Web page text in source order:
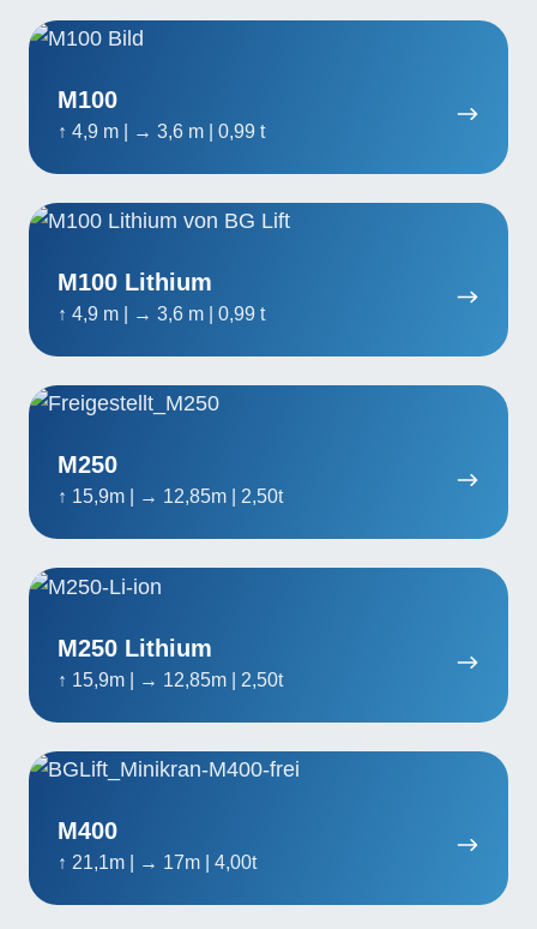
M100
↑ 4,9 m | → 3,6 m | 0,99 t
M100
M100 Lithium
↑ 4,9 m | → 3,6 m | 0,99 t
M100
M250
↑ 15,9m | → 12,85m | 2,50t
M250
M250 Lithium
↑ 15,9m | → 12,85m | 2,50t
M250
M400
↑ 21,1m | → 17m | 4,00t
M400